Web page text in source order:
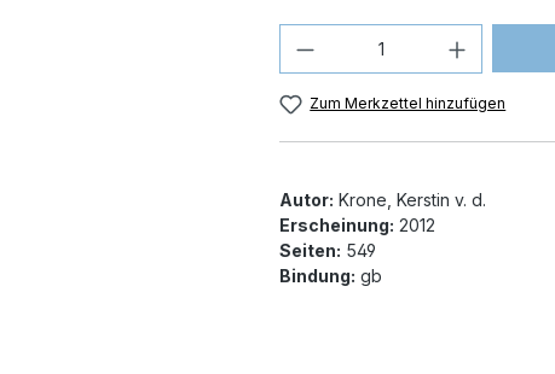
Produkt Anzahl:
Zum Merkzettel hinzufügen
Autor: Krone, Kerstin v. d.
Erscheinung: 2012
Seiten: 549
Bindung: gb